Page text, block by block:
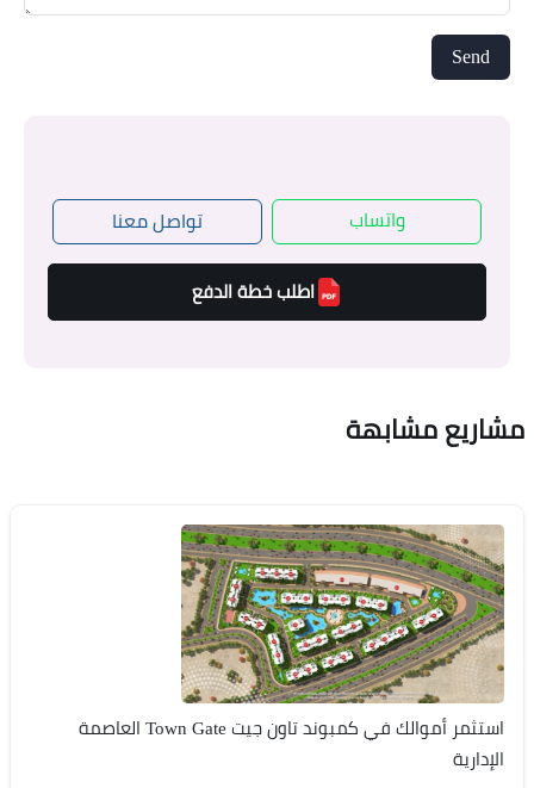
واتساب تواصل معنا
اطلب خطة الدفع
مشاريع مشابهة
استثمر أموالك في كمبوند تاون جيت Town Gate العاصمة
الإدارية